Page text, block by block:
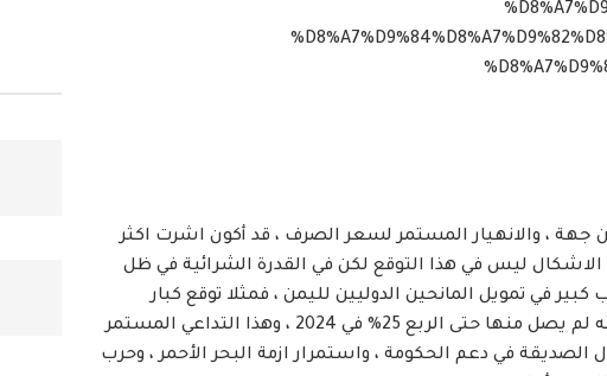
، والانهيار المستمر لسعر الصرف ، قد أكون اشرت اكثر
2500 سيكون حتمياً ، الاشكال ليس في هذا التوقع لكن في القدرة الشرائية في ظل
في تمويل المانحين الدوليين لليمن ، فمثلا توقع كبار
المانحين وصول المنح التمويلية الى 2 مليار $ الا انه لم يصل منها حتى الربع 25% في 2024 ، وهذا التداعي المستمر
في دعم الحكومة ، واستمرار ازمة البحر الأحمر ، وحرب